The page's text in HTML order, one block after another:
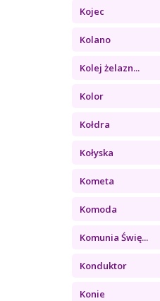
Kojec
Kolano
Kolej żelazn...
Kolor
Kołdra
Kołyska
Kometa
Komoda
Komunia Świę...
Konduktor
Konie